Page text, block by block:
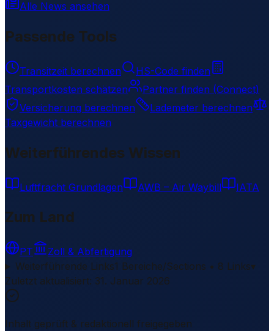
Alle News ansehen
Passende Tools
Transitzeit berechnen
HS-Code finden
Transportkosten schätzen
Partner finden (Connect)
Versicherung berechnen
Lademeter berechnen
Taxgewicht berechnen
Weiterführendes Wissen
Luftfracht Grundlagen AWB – Air Waybill IATA
Zum Land
PT
Zoll & Abfertigung
Weiterführende Links1 Bereiche/Sections • 8 Links▾
Zuletzt aktualisiert: 31. Januar 2026
Inhalt geprüft & redaktionell freigegeben